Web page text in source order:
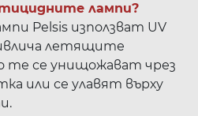
лампи?
Pelsis използват UV
летящите
те се унищожават чрез
или се улавят върху